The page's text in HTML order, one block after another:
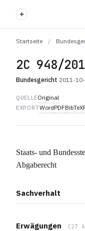
+
Startseite /
2C 948/
Bundesgericht·2011-
QUELLEOriginal
EXPORTWordPDFBibTeX
Staats- und
Abgaberecht
Sachverhalt
Erwägungen (27